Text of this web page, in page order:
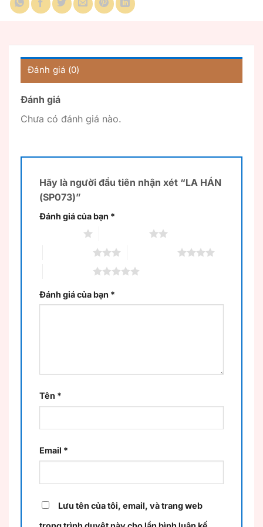
Đánh giá (0)
Đánh giá
Chưa có đánh giá nào.
Hãy là người đầu tiên nhận xét “LA HÁN
(SP073)”
Đánh giá của bạn *
Đánh giá của bạn *
Tên *
Email *
Lưu tên của tôi, email, và trang web